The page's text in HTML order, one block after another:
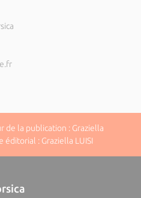
la publication : Graziella
: Graziella LUISI